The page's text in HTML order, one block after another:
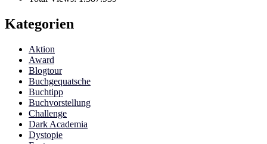
Kategorien
Aktion
Award
Blogtour
Buchgequatsche
Buchtipp
Buchvorstellung
Challenge
Dark Academia
Dystopie